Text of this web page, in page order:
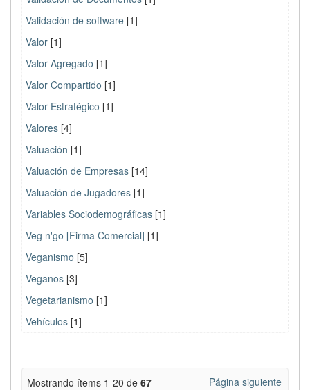
Validación de software [1]
Valor [1]
Valor Agregado [1]
Valor Compartido [1]
Valor Estratégico [1]
Valores [4]
Valuación [1]
Valuación de Empresas [14]
Valuación de Jugadores [1]
Variables Sociodemográficas [1]
Veg n'go [Firma Comercial] [1]
Veganismo [5]
Veganos [3]
Vegetarianismo [1]
Vehículos [1]
Mostrando ítems 1-20 de 67 Página siguiente